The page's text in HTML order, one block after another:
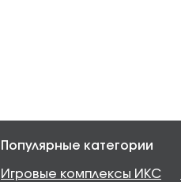
Популярные категории
Игровые комплексы ИКС